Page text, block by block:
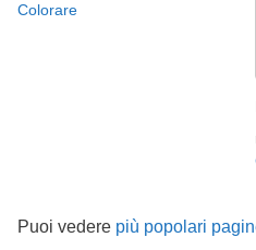
Colorare
Puoi vedere più popolari